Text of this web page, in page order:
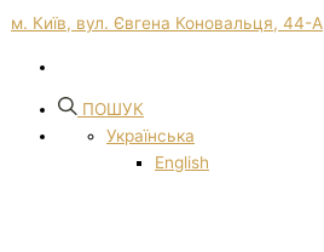
м. Київ, вул. Євгена Коновальця, 44-А
ПОШУК
Українська
English